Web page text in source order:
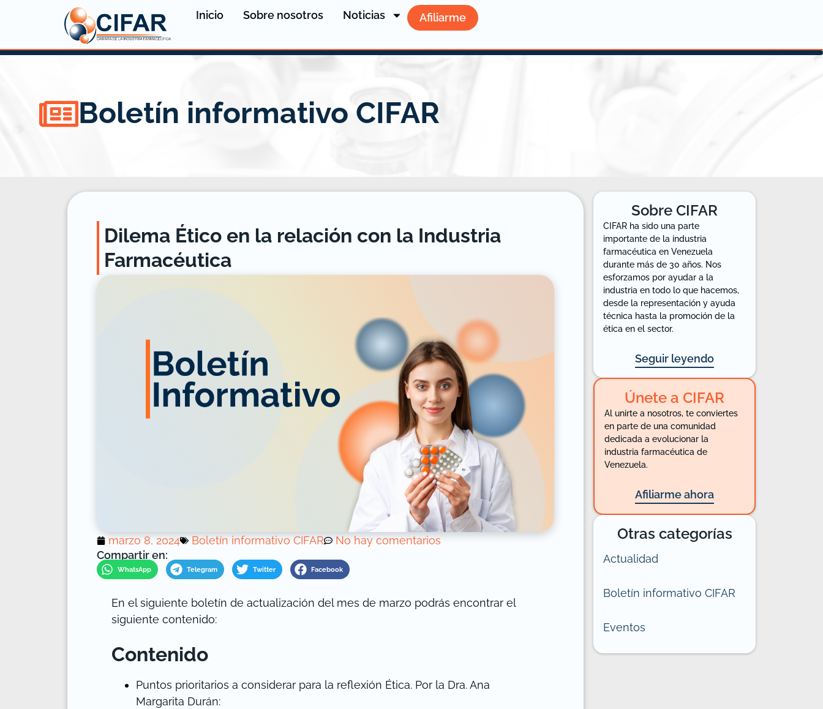
Inicio Sobre nosotros Noticias Afiliarme
Boletín informativo CIFAR
Dilema Ético en la relación con la Industria
Farmacéutica
marzo 8, 2024 Boletín informativo CIFAR
No hay comentarios
Compartir en:
WhatsApp Telegram Twitter Facebook
En el siguiente boletín de actualización del mes de marzo podrás encontrar el
siguiente contenido:
Contenido
Puntos prioritarios a considerar para la reflexión Ética. Por la Dra. Ana
Margarita Durán:
Sobre CIFAR
CIFAR ha sido una parte
importante de la industria
farmacéutica en Venezuela
durante más de 30 años. Nos
esforzamos por ayudar a la
industria en todo lo que hacemos,
desde la representación y ayuda
técnica hasta la promoción de la
ética en el sector.
Seguir leyendo
Únete a CIFAR
Al unirte a nosotros, te conviertes
en parte de una comunidad
dedicada a evolucionar la
industria farmacéutica de
Venezuela.
Afiliarme ahora
Otras categorías
Actualidad
Boletín informativo CIFAR
Eventos